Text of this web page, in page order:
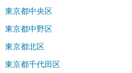
東京都中央区
東京都中野区
東京都北区
東京都千代田区